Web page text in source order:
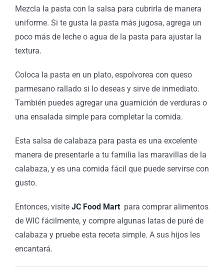
Mezcla la pasta con la salsa para cubrirla de manera
uniforme. Si te gusta la pasta más jugosa, agrega un
poco más de leche o agua de la pasta para ajustar la
textura.
Coloca la pasta en un plato, espolvorea con queso
parmesano rallado si lo deseas y sirve de inmediato.
También puedes agregar una guarnición de verduras o
una ensalada simple para completar la comida.
Esta salsa de calabaza para pasta es una excelente
manera de presentarle a tu familia las maravillas de la
calabaza, y es una comida fácil que puede servirse con
gusto.
Entonces, visite JC Food Mart para comprar alimentos
de WIC fácilmente, y compre algunas latas de puré de
calabaza y pruebe esta receta simple. A sus hijos les
encantará.